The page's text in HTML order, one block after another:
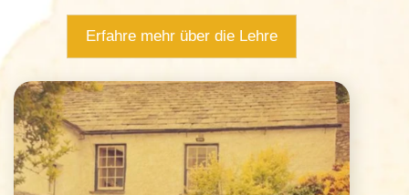
Erfahre mehr über die Lehre